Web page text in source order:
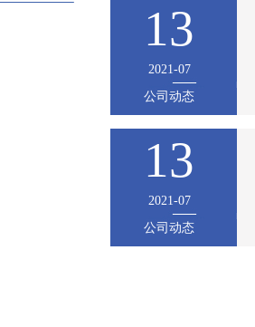
13
2021-07
公司动态
13
2021-07
公司动态